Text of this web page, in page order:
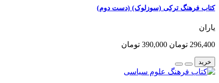
کتاب فرهنگ ترکی (سوزلوک) (دست دوم)
یاران
296,400 تومان 390,000 تومان
خرید